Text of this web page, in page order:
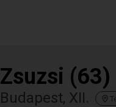
Zsuzsi (63)
Budapest, XII.